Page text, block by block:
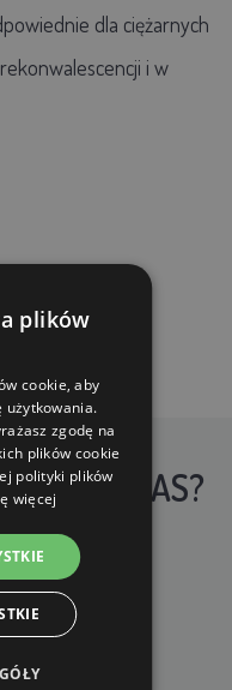
dla ciężarnych
i w
U NAS?
plików
cookie, aby
użytkowania.
zgodę na
plików cookie
polityki plików
więcej